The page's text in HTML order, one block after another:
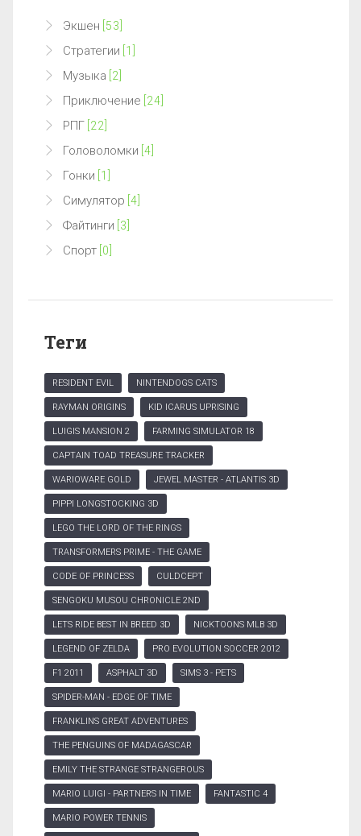
Экшен [53]
Стратегии [1]
Музыка [2]
Приключение [24]
РПГ [22]
Головоломки [4]
Гонки [1]
Симулятор [4]
Файтинги [3]
Спорт [0]
Теги
RESIDENT EVIL NINTENDOGS CATS
RAYMAN ORIGINS KID ICARUS UPRISING
LUIGIS MANSION 2 FARMING SIMULATOR 18
CAPTAIN TOAD TREASURE TRACKER
WARIOWARE GOLD JEWEL MASTER - ATLANTIS 3D
PIPPI LONGSTOCKING 3D
LEGO THE LORD OF THE RINGS
TRANSFORMERS PRIME - THE GAME
CODE OF PRINCESS CULDCEPT
SENGOKU MUSOU CHRONICLE 2ND
LETS RIDE BEST IN BREED 3D NICKTOONS MLB 3D
LEGEND OF ZELDA PRO EVOLUTION SOCCER 2012
F1 2011 ASPHALT 3D SIMS 3 - PETS
SPIDER-MAN - EDGE OF TIME
FRANKLINS GREAT ADVENTURES
THE PENGUINS OF MADAGASCAR
EMILY THE STRANGE STRANGEROUS
MARIO LUIGI - PARTNERS IN TIME FANTASTIC 4
MARIO POWER TENNIS